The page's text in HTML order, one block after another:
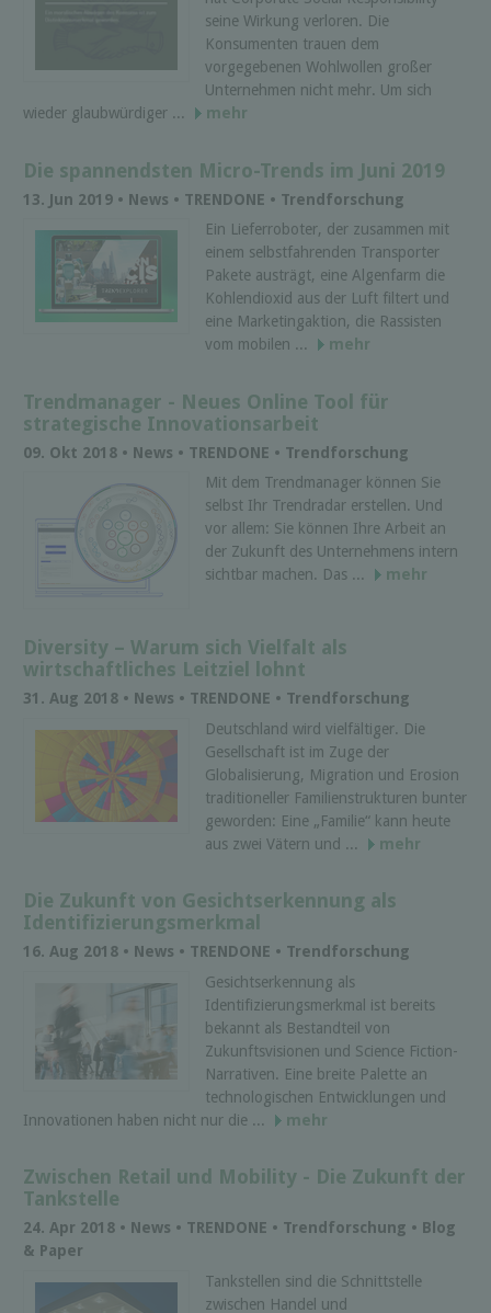
seine Wirkung verloren. Die
Konsumenten trauen dem
vorgegebenen Wohlwollen großer
Unternehmen nicht mehr. Um sich
wieder glaubwürdiger ...
mehr
Die spannendsten Micro-Trends im Juni 2019
13. Jun 2019 • News • TRENDONE • Trendforschung
Ein Lieferroboter, der zusammen mit
einem selbstfahrenden Transporter
Pakete austrägt, eine Algenfarm die
Kohlendioxid aus der Luft filtert und
eine Marketingaktion, die Rassisten
vom mobilen ...
mehr
Trendmanager - Neues Online Tool für
strategische Innovationsarbeit
09. Okt 2018 • News • TRENDONE • Trendforschung
Mit dem Trendmanager können Sie
selbst Ihr Trendradar erstellen. Und
vor allem: Sie können Ihre Arbeit an
der Zukunft des Unternehmens intern
sichtbar machen. Das ...
mehr
Diversity – Warum sich Vielfalt als
wirtschaftliches Leitziel lohnt
31. Aug 2018 • News • TRENDONE • Trendforschung
Deutschland wird vielfältiger. Die
Gesellschaft ist im Zuge der
Globalisierung, Migration und Erosion
traditioneller Familienstrukturen bunter
geworden: Eine „Familie“ kann heute
aus zwei Vätern und ...
mehr
Die Zukunft von Gesichtserkennung als
Identifizierungsmerkmal
16. Aug 2018 • News • TRENDONE • Trendforschung
Gesichtserkennung als
Identifizierungsmerkmal ist bereits
bekannt als Bestandteil von
Zukunftsvisionen und Science Fiction-
Narrativen. Eine breite Palette an
technologischen Entwicklungen und
Innovationen haben nicht nur die ...
mehr
Zwischen Retail und Mobility - Die Zukunft der
Tankstelle
24. Apr 2018 • News • TRENDONE • Trendforschung • Blog
& Paper
Tankstellen sind die Schnittstelle
zwischen Handel und